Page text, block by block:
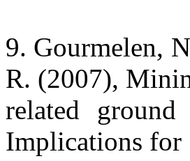
9. Gourmelen,
R. (2007),
related
Implications for